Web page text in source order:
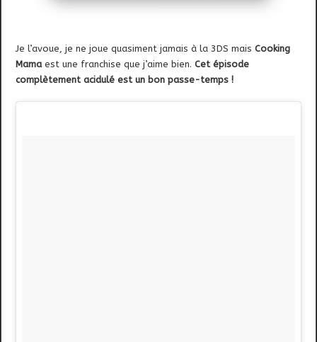
Je l’avoue, je ne joue quasiment jamais à la 3DS maisCooking
Mamaest une franchise que j’aime bien.Cet épisode
complètement acidulé est un bon passe-temps !